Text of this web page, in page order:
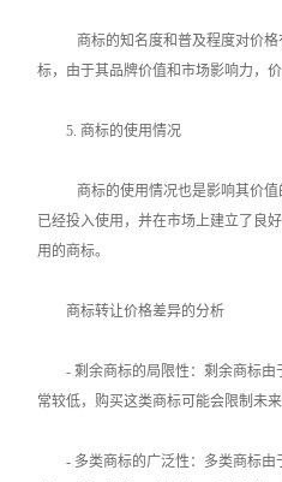
商标的知名度和普及程度对价
标，由于其品牌价值和市场影响力，
5. 商标的使用情况
商标的使用情况也是影响其价
已经投入使用，并在市场上建立了良
用的商标。
商标转让价格差异的分析
- 剩余商标的局限性：剩余商标
常较低，购买这类商标可能会限制未
- 多类商标的广泛性：多类商标